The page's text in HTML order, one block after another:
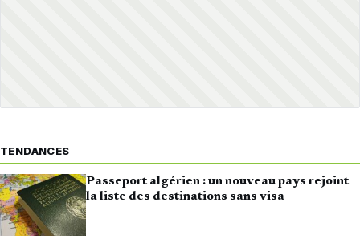
TENDANCES
Passeport algérien : un nouveau pays rejoint
la liste des destinations sans visa